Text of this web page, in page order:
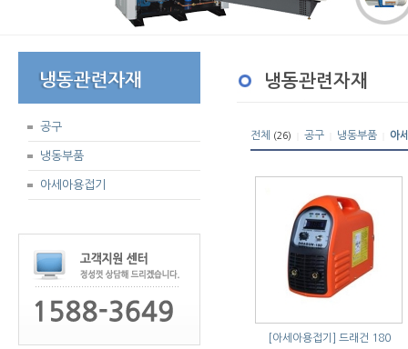
공구
냉동부품
아세아용접기
냉동관련자재
전체 (26) 공구 냉동부품 아
[아세아용접기] 드래건 180